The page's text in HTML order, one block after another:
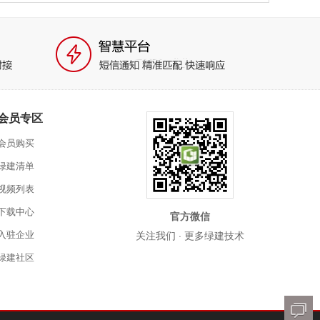
员专区
员购买
建清单
频列表
载中心
驻企业
建社区
官方微信
关注我们 · 更多绿建技术